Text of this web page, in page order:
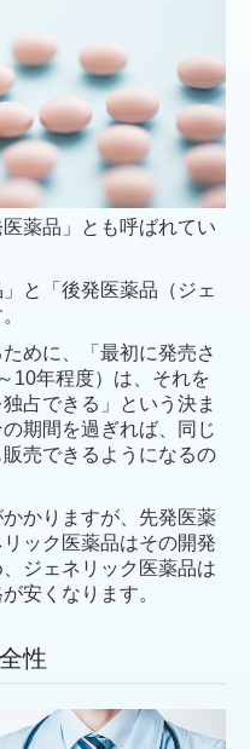
薬品」とも呼ばれてい
と「後発医薬品（ジェ
めに、「最初に発売さ
10年程度）は、それを
占できる」という決ま
期間を過ぎれば、同じ
売できるようになるの
かりますが、先発医薬
ック医薬品はその開発
ジェネリック医薬品は
安くなります。
性